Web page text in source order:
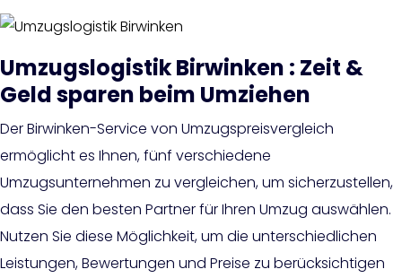
Umzugslogistik Birwinken : Zeit &
Geld sparen beim Umziehen
Der Birwinken-Service von Umzugspreisvergleich
ermöglicht es Ihnen, fünf verschiedene
Umzugsunternehmen zu vergleichen, um sicherzustellen,
dass Sie den besten Partner für Ihren Umzug auswählen.
Nutzen Sie diese Möglichkeit, um die unterschiedlichen
Leistungen, Bewertungen und Preise zu berücksichtigen